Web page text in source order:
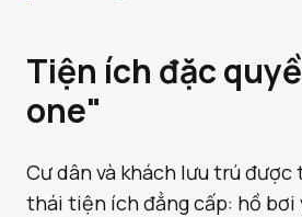
Tiện ích đặc
one"
Cư dân và khách lưu trú
thái tiện ích đẳng cấp: hồ bơi